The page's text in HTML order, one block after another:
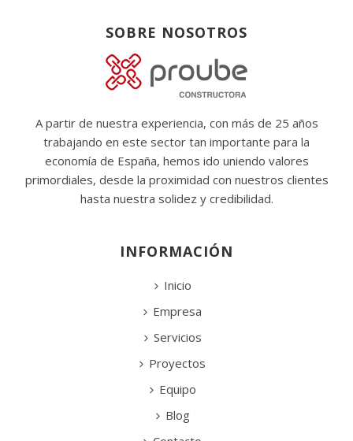
SOBRE NOSOTROS
A partir de nuestra experiencia, con más de 25 años
trabajando en este sector tan importante para la
economía de España, hemos ido uniendo valores
primordiales, desde la proximidad con nuestros clientes
hasta nuestra solidez y credibilidad.
INFORMACIÓN
Inicio
Empresa
Servicios
Proyectos
Equipo
Blog